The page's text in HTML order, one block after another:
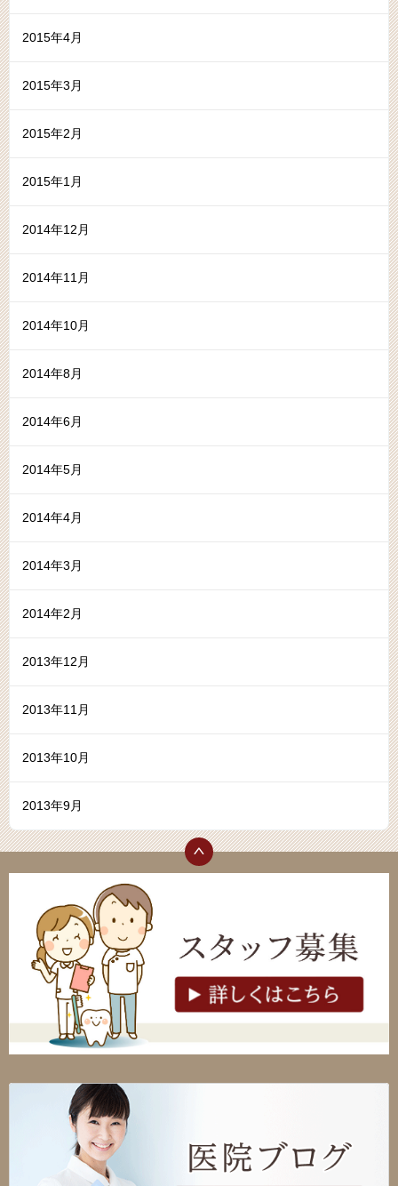
2015年4月
2015年3月
2015年2月
2015年1月
2014年12月
2014年11月
2014年10月
2014年8月
2014年6月
2014年5月
2014年4月
2014年3月
2014年2月
2013年12月
2013年11月
2013年10月
2013年9月